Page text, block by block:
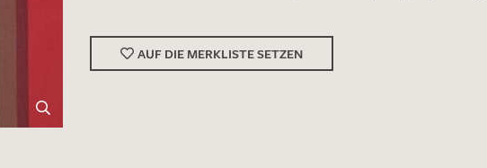
AUF DIE MERKLISTE SETZEN